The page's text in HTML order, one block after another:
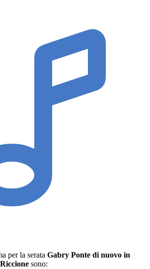
per la serata Gabry Ponte di nuovo in
sono: